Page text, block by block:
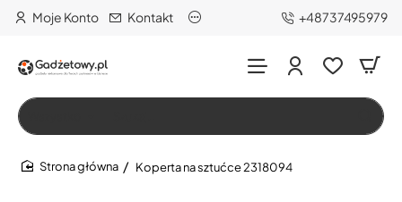
Moje Konto Kontakt +48737495979
Szukaj…
Koperta na sztućce 2318094